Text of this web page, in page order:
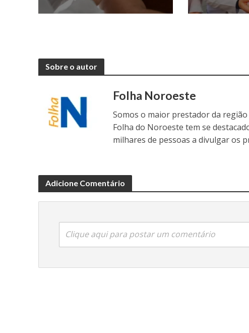
Sobre o autor
Folha Noroeste
Somos o maior prestador da
Folha do Noroeste tem se
milhares de pessoas a divulgar os
Adicione Comentário
Clique aqui para postar um comentário